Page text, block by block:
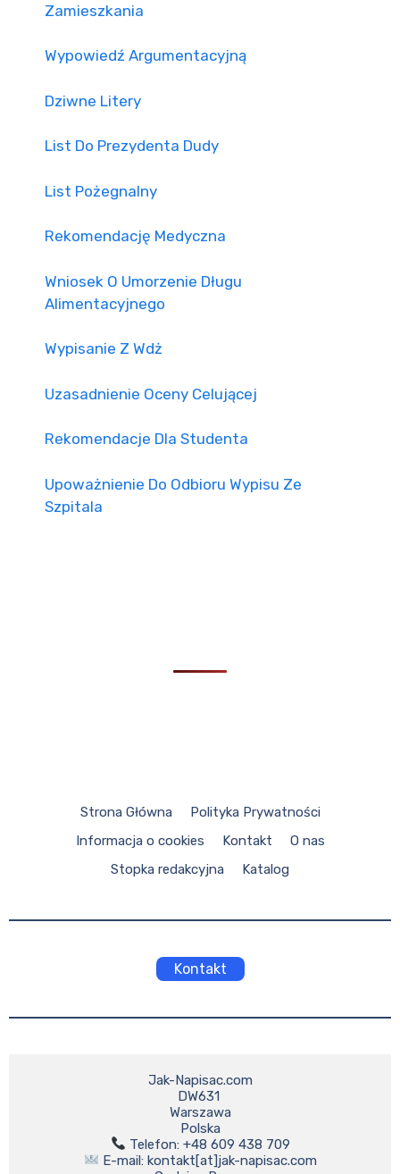
Zamieszkania
Wypowiedź Argumentacyjną
Dziwne Litery
List Do Prezydenta Dudy
List Pożegnalny
Rekomendację Medyczna
Wniosek O Umorzenie Długu
Alimentacyjnego
Wypisanie Z Wdż
Uzasadnienie Oceny Celującej
Rekomendacje Dla Studenta
Upoważnienie Do Odbioru Wypisu Ze
Szpitala
Strona Główna
Polityka Prywatności
Informacja o cookies
Kontakt
O nas
Stopka redakcyjna
Katalog
Kontakt
Jak-Napisac.com
DW631
Warszawa
E-mail: kontakt[at]jak-napisac.com